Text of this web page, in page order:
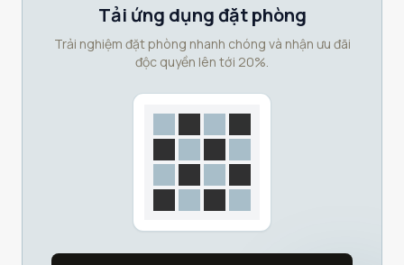
Tải ứng dụng đặt phòng
Trải nghiệm đặt phòng nhanh chóng và nhận ưu đãi
độc quyền lên tới 20%.